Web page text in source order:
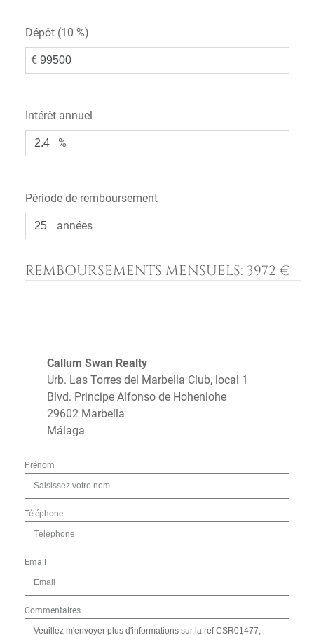
Dépôt (10 %)
€
Intérêt annuel
%
Période de remboursement
années
REMBOURSEMENTS MENSUELS: 3972 €
Callum Swan Realty
Urb. Las Torres del Marbella Club, local 1
Blvd. Principe Alfonso de Hohenlohe
29602 Marbella
Málaga
Prénom
Téléphone
Email
Commentaires